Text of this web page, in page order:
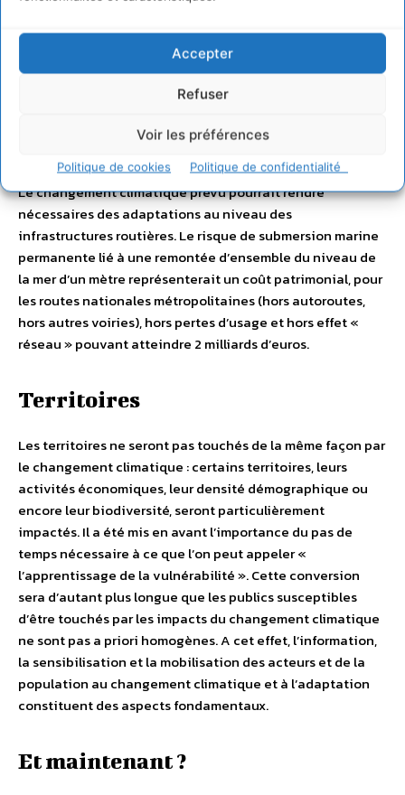
Accepter
Refuser
Voir les préférences
Politique de cookies Politique de confidentialité
que dans toutes les zones géographiques de France
manifestations futures du changement climatique pour
limiter les impacts négatifs et en saisir les opportunités
Infrastructures de transport
Le changement climatique prévu pourrait rendre
nécessaires des adaptations au niveau des
infrastructures routières. Le risque de submersion marine
permanente lié à une remontée d’ensemble du niveau de
la mer d’un mètre représenterait un coût patrimonial, pour
les routes nationales métropolitaines (hors autoroutes,
hors autres voiries), hors pertes d’usage et hors effet «
réseau » pouvant atteindre 2 milliards d’euros.
Territoires
Les territoires ne seront pas touchés de la même façon par
le changement climatique : certains territoires, leurs
activités économiques, leur densité démographique ou
encore leur biodiversité, seront particulièrement
impactés. Il a été mis en avant l’importance du pas de
temps nécessaire à ce que l’on peut appeler «
l’apprentissage de la vulnérabilité ». Cette conversion
sera d’autant plus longue que les publics susceptibles
d’être touchés par les impacts du changement climatique
ne sont pas a priori homogènes. A cet effet, l’information,
la sensibilisation et la mobilisation des acteurs et de la
population au changement climatique et à l’adaptation
constituent des aspects fondamentaux.
Et maintenant ?